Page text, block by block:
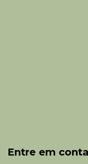
Entre em